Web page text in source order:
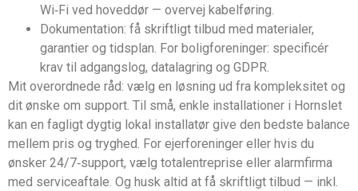
Wi‑Fi ved hoveddør — overvej kabelføring.
Dokumentation: få skriftligt tilbud med materialer,
garantier og tidsplan. For boligforeninger: specificér
krav til adgangslog, datalagring og GDPR.
Mit overordnede råd: vælg en løsning ud fra kompleksitet og
dit ønske om support. Til små, enkle installationer i Hornslet
kan en fagligt dygtig lokal installatør give den bedste balance
mellem pris og tryghed. For ejerforeninger eller hvis du
ønsker 24/7‑support, vælg totalentreprise eller alarmfirma
med serviceaftale. Og husk altid at få skriftligt tilbud — inkl.